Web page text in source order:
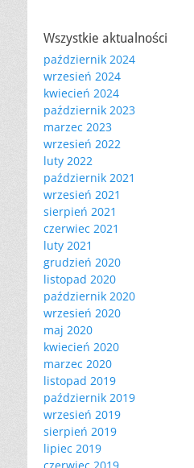
Wszystkie aktualności
październik 2024
wrzesień 2024
kwiecień 2024
październik 2023
marzec 2023
wrzesień 2022
luty 2022
październik 2021
wrzesień 2021
sierpień 2021
czerwiec 2021
luty 2021
grudzień 2020
listopad 2020
październik 2020
wrzesień 2020
maj 2020
kwiecień 2020
marzec 2020
listopad 2019
październik 2019
wrzesień 2019
sierpień 2019
lipiec 2019